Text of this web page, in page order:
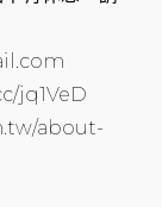
jq1VeD
about-